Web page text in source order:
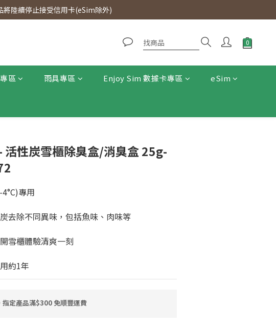
）。滿$300即免運費。
將陸續停止接受信用卡(eSim除外)
區 雨具專區 Enjoy Sim 數據卡專區 eSim
活性炭雪櫃除臭盒/消臭盒 25g-
專用
去除不同異味，包括魚味、肉味等
雪櫃體驗清爽一刻
約1年
指定產品滿$300 免順豐運費